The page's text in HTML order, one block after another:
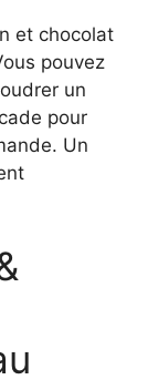
et chocolat
pouvez
un
pour
Un